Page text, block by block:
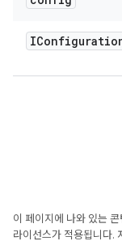
이 페이지에 나와 있는
라이선스가 적용됩니다